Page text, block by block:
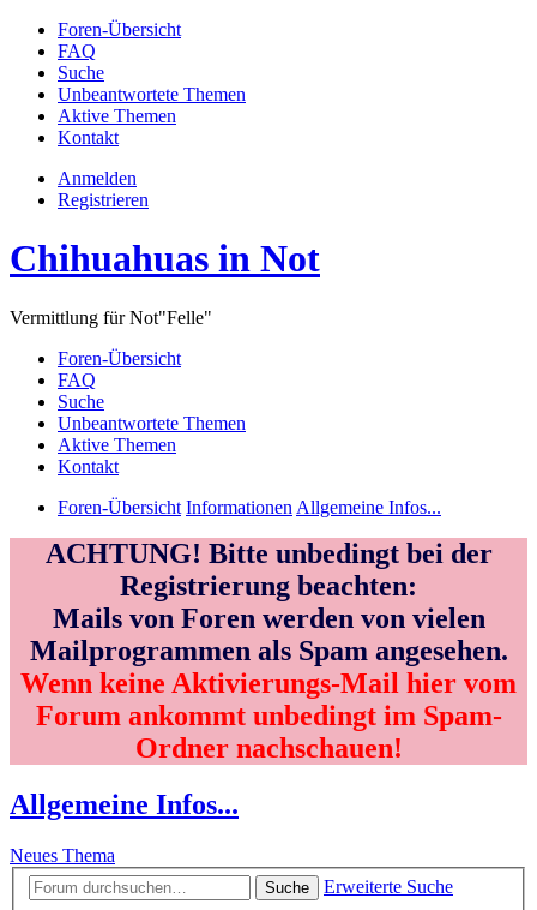
Foren-Übersicht
FAQ
Suche
Unbeantwortete Themen
Aktive Themen
Kontakt
Anmelden
Registrieren
Chihuahuas in Not
Vermittlung für Not"Felle"
Foren-Übersicht
FAQ
Suche
Unbeantwortete Themen
Aktive Themen
Kontakt
Foren-Übersicht Informationen Allgemeine Infos...
ACHTUNG! Bitte unbedingt bei der
Registrierung beachten:
Mails von Foren werden von vielen
Mailprogrammen als Spam angesehen.
Wenn keine Aktivierungs-Mail hier vom
Forum ankommt unbedingt im Spam-
Ordner nachschauen!
Allgemeine Infos...
Neues Thema
Suche
Erweiterte Suche